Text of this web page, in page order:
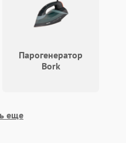
Парогенератор
Bork
еще